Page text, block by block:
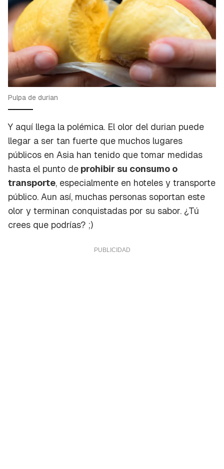
Pulpa de durian
Y aquí llega la polémica. El olor del durian puede
llegar a ser tan fuerte que muchos lugares
públicos en Asia han tenido que tomar medidas
hasta el punto de prohibir su consumo o
transporte, especialmente en hoteles y transporte
público. Aun así, muchas personas soportan este
olor y terminan conquistadas por su sabor. ¿Tú
crees que podrías? ;)